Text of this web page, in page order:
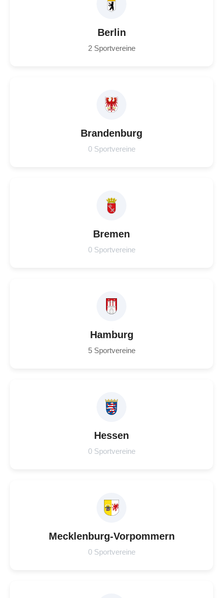
Berlin
2 Sportvereine
Brandenburg
0 Sportvereine
Bremen
0 Sportvereine
Hamburg
5 Sportvereine
Hessen
0 Sportvereine
Mecklenburg-Vorpommern
0 Sportvereine